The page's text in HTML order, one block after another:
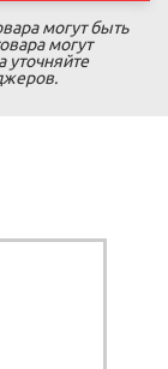
могут быть
могут
уточняйте